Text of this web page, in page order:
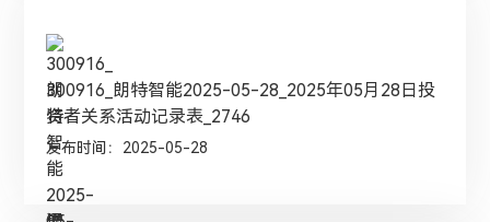
300916_朗特智能2025-05-28_2025年05月28日投
资者关系活动记录表_2746
发布时间：2025-05-28